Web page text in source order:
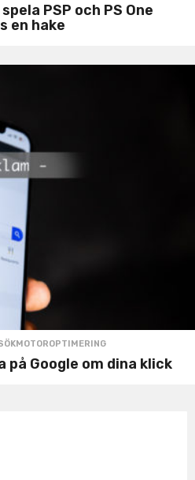
PSP och PS One
en hake
Google om dina klick